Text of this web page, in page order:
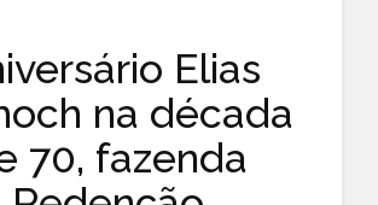
Elias
na década
70, fazenda